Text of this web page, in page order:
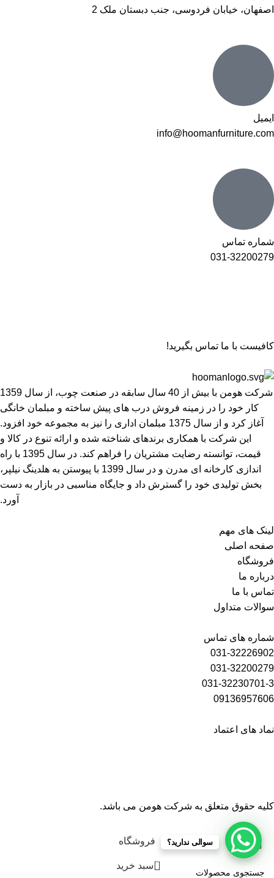
اصفهان، خیابان فردوسی، جنب دبستان ملک 2
ایمیل
info@hoomanfurniture.com
شماره تماس
031-32200279
کافیست با ما تماس بگیرید!
شرکت هومن با بیش از 40 سال سابقه در صنعت چوب، از سال 1359
کار خود را در زمینه فروش درب های پیش ساخته و مبلمان خانگی
آغاز کرد و از سال 1375 مبلمان اداری را نیز به مجموعه خود افزود.
این شرکت با همکاری برندهای شناخته شده و ارائه تنوع در کالا و
قیمت، توانسته رضایت مشتریان را فراهم کند. در سال 1395 با راه
اندازی کارخانه ای مدرن و در سال 1399 با پیوستن به هلدینگ نیلپر،
بخش تولیدی خود را گسترش داد و جایگاه مناسبی در بازار به دست
آورد.
لینک های مهم
صفحه اصلی
فروشگاه
درباره ما
تماس با ما
سوالات متداول
شماره های تماس
031-32226902
031-32200279
031-32230701-3
09136957606
نماد های اعتماد
کلیه حقوق متعلق به شرکت هومن می باشد.
سوالی ندارید؟ فروشگاه
0 سبد خرید